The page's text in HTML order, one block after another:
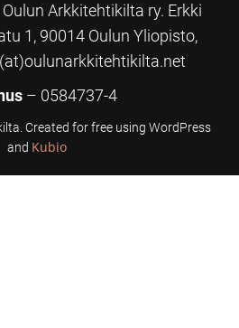
Arkkitehtikilta ry. Erkki
1, 90014 Oulun Yliopisto,
– 0584737-4
Created for free using WordPress
and Kubio